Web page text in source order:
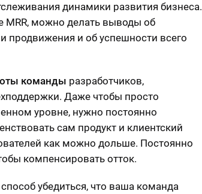
динамики развития бизнеса.
MRR, можно делать выводы об
продвижения и об успешности всего
команды разработчиков,
Даже чтобы просто
уровне, нужно постоянно
сам продукт и клиентский
как можно дольше. Постоянно
компенсировать отток.
убедиться, что ваша команда